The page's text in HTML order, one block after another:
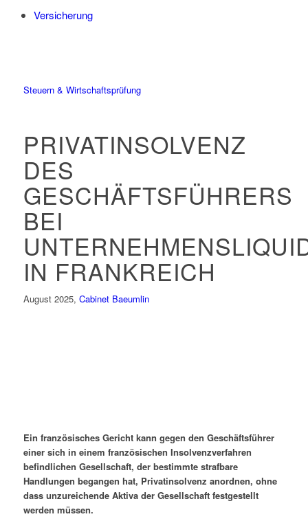
Versicherung
Steuern & Wirtschaftsprüfung
PRIVATINSOLVENZ
DES
GESCHÄFTSFÜHRERS
BEI
IN FRANKREICH
August 2025, Cabinet Baeumlin
Ein französisches Gericht kann gegen den Geschäftsführer
einer sich in einem französischen Insolvenzverfahren
befindlichen Gesellschaft, der bestimmte strafbare
Handlungen begangen hat, Privatinsolvenz anordnen, ohne
dass unzureichende Aktiva der Gesellschaft festgestellt
werden müssen.